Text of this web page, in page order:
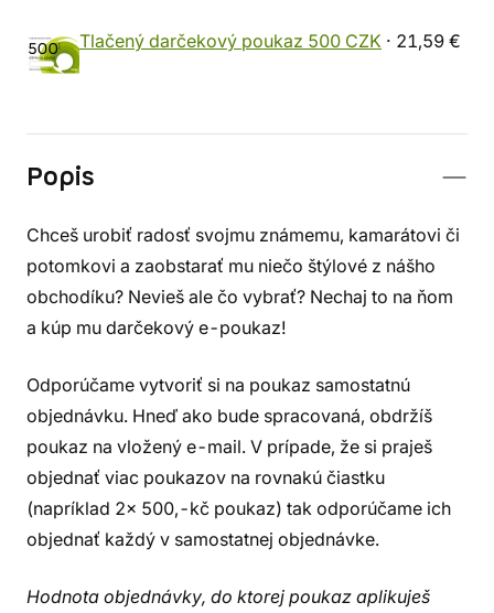
Tlačený darčekový poukaz 500 CZK · 21,59 €
Popis
Chceš urobiť radosť svojmu známemu, kamarátovi či
potomkovi a zaobstarať mu niečo štýlové z nášho
obchodíku? Nevieš ale čo vybrať? Nechaj to na ňom
a kúp mu darčekový e-poukaz!
Odporúčame vytvoriť si na poukaz samostatnú
objednávku. Hneď ako bude spracovaná, obdržíš
poukaz na vložený e-mail. V prípade, že si praješ
objednať viac poukazov na rovnakú čiastku
(napríklad 2x 500,-kč poukaz) tak odporúčame ich
objednať každý v samostatnej objednávke.
Hodnota objednávky, do ktorej poukaz aplikuješ